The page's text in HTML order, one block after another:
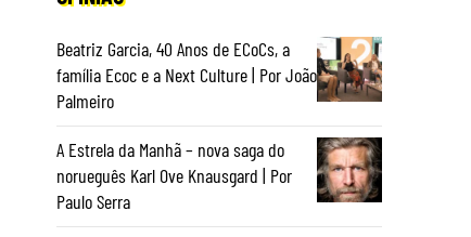
Beatriz Garcia, 40 Anos de ECoCs, a
família Ecoc e a Next Culture | Por João
Palmeiro
A Estrela da Manhã – nova saga do
norueguês Karl Ove Knausgard | Por
Paulo Serra